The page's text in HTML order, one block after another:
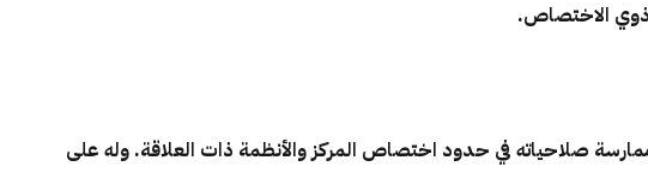
ذوي الاختصاص.
صلاحياته في حدود اختصاص المركز والأنظمة ذات العلاقة. وله على